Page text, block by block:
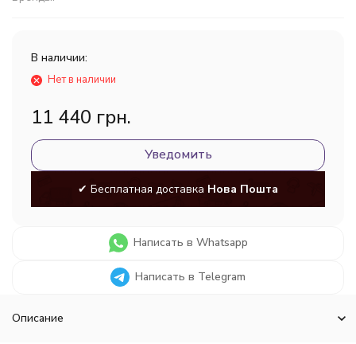
В наличии:
Нет в наличии
11 440 грн.
Уведомить
✔ Бесплатная доставка Нова Пошта
Написать в Whatsapp
Написать в Telegram
Описание